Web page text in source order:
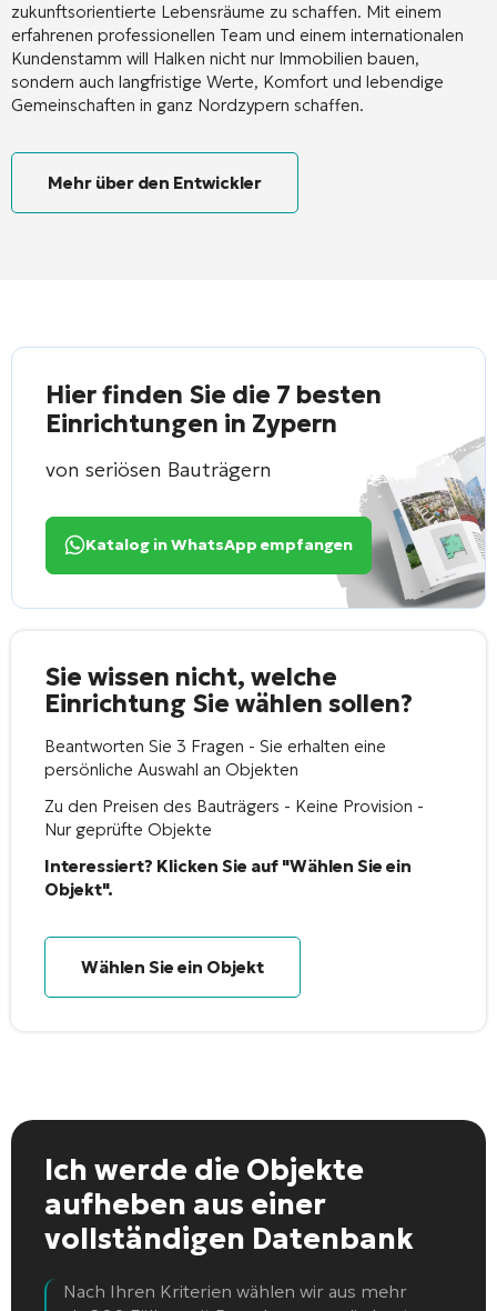
zukunftsorientierte Lebensräume zu schaffen. Mit einem
erfahrenen professionellen Team und einem internationalen
Kundenstamm will Halken nicht nur Immobilien bauen,
sondern auch langfristige Werte, Komfort und lebendige
Gemeinschaften in ganz Nordzypern schaffen.
Mehr über den Entwickler
Hier finden Sie die 7 besten
Einrichtungen in Zypern
von seriösen Bauträgern
Katalog in WhatsApp empfangen
Sie wissen nicht, welche
Einrichtung Sie wählen sollen?
Beantworten Sie 3 Fragen - Sie erhalten eine
persönliche Auswahl an Objekten
Zu den Preisen des Bauträgers - Keine Provision -
Nur geprüfte Objekte
Interessiert? Klicken Sie auf "Wählen Sie ein
Objekt".
Wählen Sie ein Objekt
Ich werde die Objekte
aufheben aus einer
vollständigen Datenbank
Nach Ihren Kriterien wählen wir aus mehr